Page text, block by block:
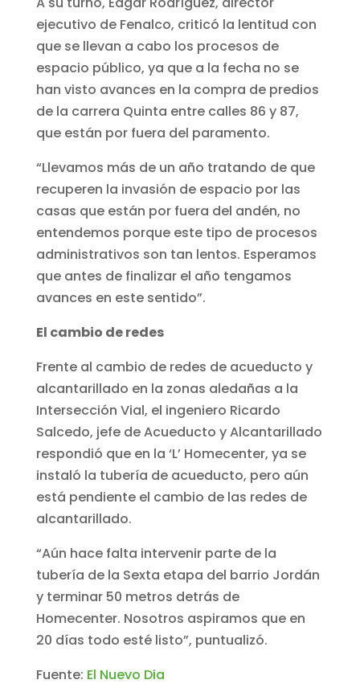
ejecutivo de Fenalco, criticó la lentitud con
que se llevan a cabo los procesos de
espacio público, ya que a la fecha no se
han visto avances en la compra de predios
de la carrera Quinta entre calles 86 y 87,
que están por fuera del paramento.
“Llevamos más de un año tratando de que
recuperen la invasión de espacio por las
casas que están por fuera del andén, no
entendemos porque este tipo de procesos
administrativos son tan lentos. Esperamos
que antes de finalizar el año tengamos
avances en este sentido”.
El cambio de redes
Frente al cambio de redes de acueducto y
alcantarillado en la zonas aledañas a la
Intersección Vial, el ingeniero Ricardo
Salcedo, jefe de Acueducto y Alcantarillado
respondió que en la ‘L’ Homecenter, ya se
instaló la tubería de acueducto, pero aún
está pendiente el cambio de las redes de
alcantarillado.
“Aún hace falta intervenir parte de la
tubería de la Sexta etapa del barrio Jordán
y terminar 50 metros detrás de
Homecenter. Nosotros aspiramos que en
20 días todo esté listo”, puntualizó.
Fuente: El Nuevo Dia